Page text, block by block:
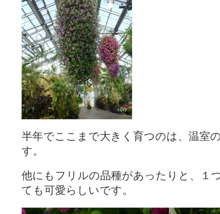
半年でここまで大きく育つのは、温室
す。
他にもフリルの品種があったりと、１
ても可愛らしいです。